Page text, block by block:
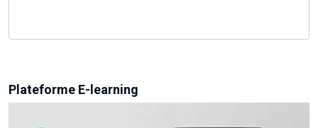
Plateforme E-learning